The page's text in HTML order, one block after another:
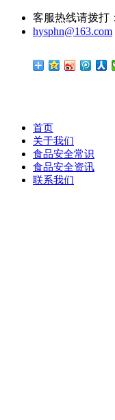
客服热线请拨打
hysphn@163.com
首页
关于我们
食品安全常识
食品安全资讯
联系我们